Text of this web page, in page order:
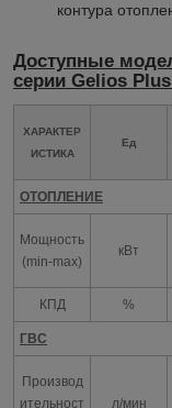
контура
Доступные
серии Gelios
ХАРАКТЕР
ИСТИКА
Ед
ОТОПЛЕНИЕ
Мощность
(min-max)
кВт
КПД %
ГВС
Производ
ительност
л/мин